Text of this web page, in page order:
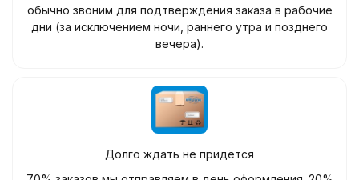
обычно звоним для подтверждения заказа в рабочие
дни (за исключением ночи, раннего утра и позднего
вечера).
Долго ждать не придётся